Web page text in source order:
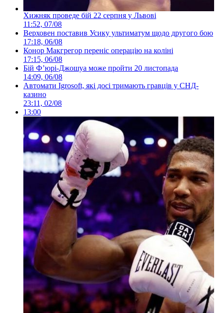
Хижняк проведе бій 22 серпня у Львові
11:52, 07/08
Верховен поставив Усику ультиматум щодо другого бою
17:18, 06/08
Конор Макгрегор переніс операцію на коліні
17:15, 06/08
Бій Ф’юрі-Джошуа може пройти 20 листопада
14:09, 06/08
Автомати Igrosoft, які досі тримають гравців у СНД-
казино
23:11, 02/08
13:00